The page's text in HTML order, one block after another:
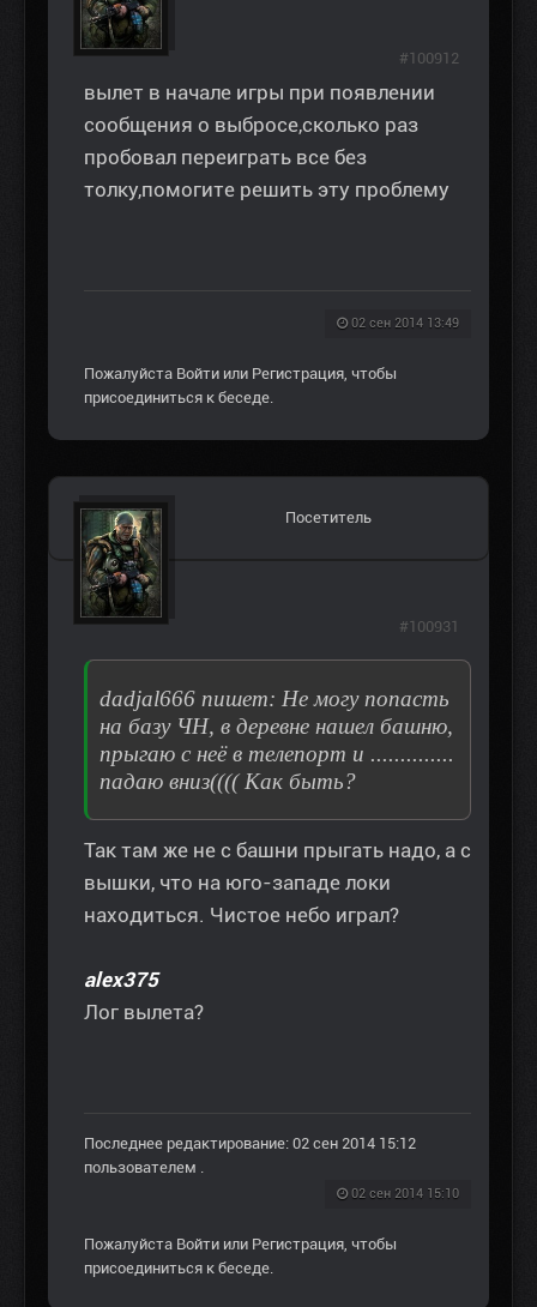
вылет в начале игры при появлении
сообщения о выбросе,сколько раз
пробовал переиграть все без
толку,помогите решить эту проблему
02 сен 2014 13:49
#100912
Пожалуйста Войти или Регистрация, чтобы
присоединиться к беседе.
Посетитель
dadjal666 пишет: Не могу попасть
на базу ЧН, в деревне нашел башню,
прыгаю с неё в телепорт и ..............
падаю вниз(((( Как быть?
Так там же не с башни прыгать надо, а с
вышки, что на юго-западе локи
находиться. Чистое небо играл?
alex375
Лог вылета?
Последнее редактирование: 02 сен 2014 15:12
пользователем .
02 сен 2014 15:10
#100931
Пожалуйста Войти или Регистрация, чтобы
присоединиться к беседе.